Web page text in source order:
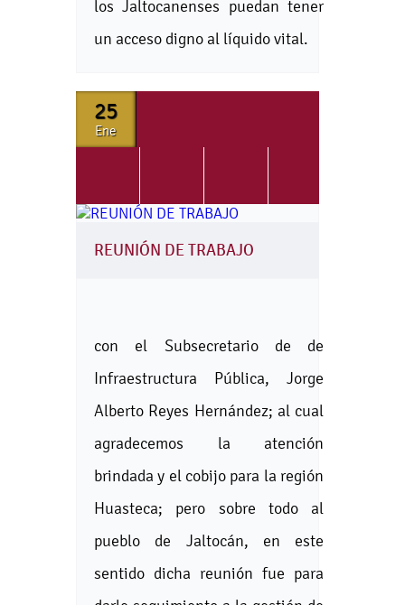
los Jaltocanenses puedan tener
un acceso digno al líquido vital.
25
Ene
REUNIÓN DE TRABAJO
con el Subsecretario de de
Infraestructura Pública, Jorge
Alberto Reyes Hernández; al cual
agradecemos la atención
brindada y el cobijo para la región
Huasteca; pero sobre todo al
pueblo de Jaltocán, en este
sentido dicha reunión fue para